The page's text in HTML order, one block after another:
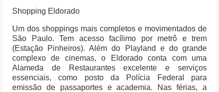
Shopping Eldorado
Um dos shoppings mais completos e movimentados de
São Paulo. Tem acesso facílimo por metrô e trem
(Estação Pinheiros). Além do Playland e do grande
complexo de cinemas, o Eldorado conta com uma
Alameda de Restaurantes excelente e serviços
essenciais, como posto da Polícia Federal para
emissão de passaportes e academia. Nas férias, a